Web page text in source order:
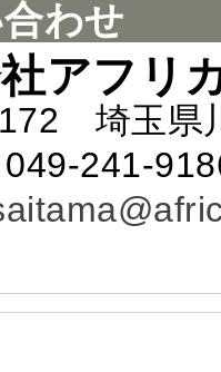
わせ
アフリ
埼玉県
】049-